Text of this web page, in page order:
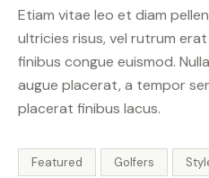
Etiam vitae leo et diam
ultricies risus, vel rutrum
finibus congue euismod.
augue placerat, a tempor
placerat finibus lacus.
Featured Golfers